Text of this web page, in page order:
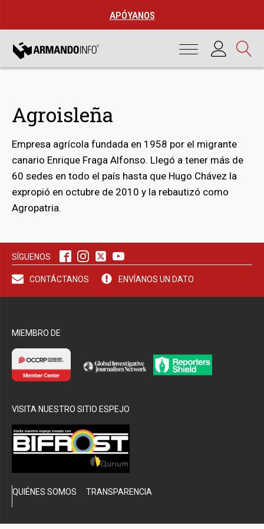
APÓYANOS
Agroisleña
Empresa agrícola fundada en 1958 por el migrante
canario Enrique Fraga Alfonso. Llegó a tener más de
60 sedes en todo el país hasta que Hugo Chávez la
expropió en octubre de 2010 y la rebautizó como
Agropatria.
SÍGUENOS
CONTÁCTANOS ENVÍANOS UN DATO
MIEMBRO DE
VISITA NUESTRO SITIO ESPEJO
QUIÉNES SOMOS TRANSPARENCIA